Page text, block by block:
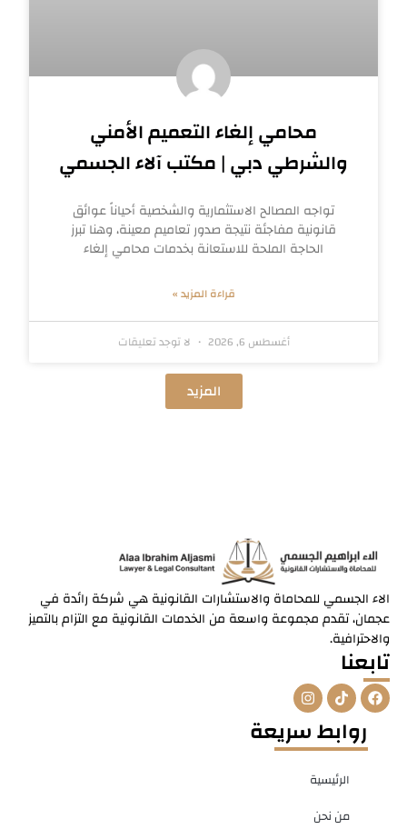
محامي إلغاء التعميم الأمني
والشرطي دبي | مكتب آلاء الجسمي
تواجه المصالح الاستثمارية والشخصية أحياناً عوائق
قانونية مفاجئة نتيجة صدور تعاميم معينة، وهنا تبرز
الحاجة الملحة للاستعانة بخدمات محامي إلغاء
قراءة المزيد »
أغسطس 6, 2026 لا توجد تعليقات
المزيد
الاء الجسمي للمحاماة والاستشارات القانونية هي شركة رائدة في
عجمان، تقدم مجموعة واسعة من الخدمات القانونية مع التزام بالتميز
والاحترافية.
تابعنا
F
a
c
b
T
i
k
t
o
I
n
s
t
a
روابط سريعة
الرئيسية
من نحن